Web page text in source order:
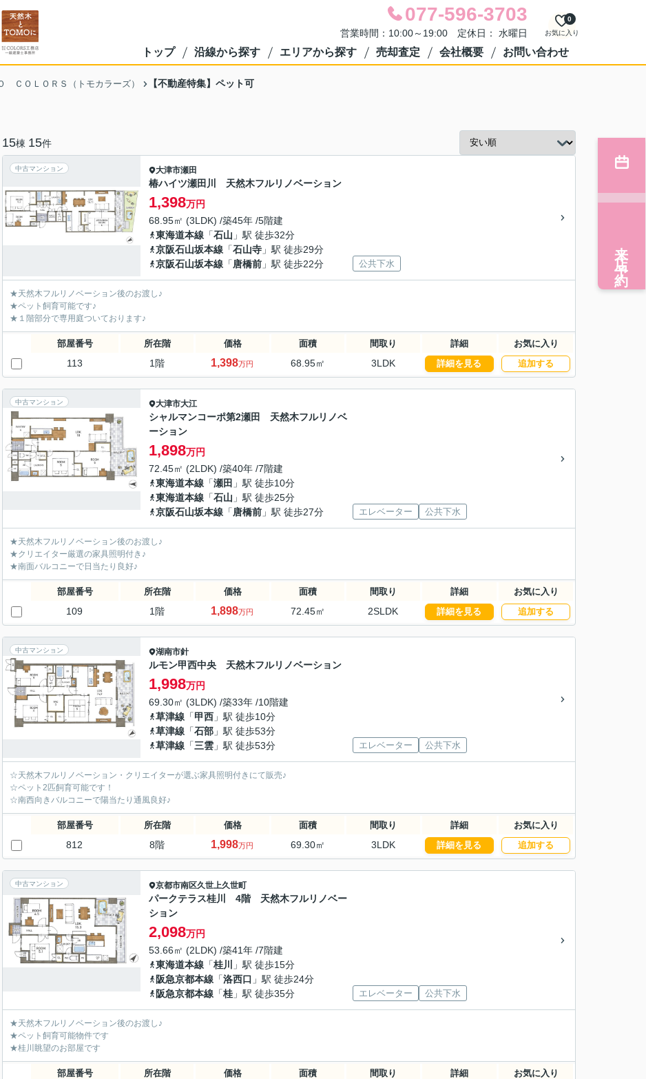
077-596-3703
営業時間：10:00～19:00 定休日： 水曜日 お気に入り
0
トップ 沿線から探す エリアから探す 売却査定 会社概要 お問い合わせ
ＣＯＬＯＲＳ（トモカラーズ） 【不動産特集】ペット可
15棟 15件
中古マンション 大津市瀬田
椿ハイツ瀬田川 天然木フルリノベーション
1,398万円
68.95㎡ (3LDK) /築45年 /5階建
東海道本線 「石山 」駅 徒歩32分
京阪石山坂本線 「石山寺 」駅 徒歩29分
京阪石山坂本線 「唐橋前 」駅 徒歩22分 公共下水
★天然木フルリノベーション後のお渡し♪
★ペット飼育可能です♪
★１階部分で専用庭ついております♪
部屋番号 所在階 価格 面積 間取り 詳細 お気に入り
113 1階 1,398万円 68.95㎡ 3LDK 詳細を見る 追加する
中古マンション 大津市大江
シャルマンコーポ第2瀬田 天然木フルリノベ
ーション
1,898万円
72.45㎡ (2LDK) /築40年 /7階建
東海道本線 「瀬田 」駅 徒歩10分
東海道本線 「石山 」駅 徒歩25分
京阪石山坂本線 「唐橋前 」駅 徒歩27分 エレベーター 公共下水
★天然木フルリノベーション後のお渡し♪
★クリエイター厳選の家具照明付き♪
★南面バルコニーで日当たり良好♪
部屋番号 所在階 価格 面積 間取り 詳細 お気に入り
109 1階 1,898万円 72.45㎡ 2SLDK 詳細を見る 追加する
中古マンション 湖南市針
ルモン甲西中央 天然木フルリノベーション
1,998万円
69.30㎡ (3LDK) /築33年 /10階建
草津線 「甲西 」駅 徒歩10分
草津線 「石部 」駅 徒歩53分
草津線 「三雲 」駅 徒歩53分 エレベーター 公共下水
☆天然木フルリノベーション・クリエイターが選ぶ家具照明付きにて販売♪
☆ペット2匹飼育可能です！
☆南西向きバルコニーで陽当たり通風良好♪
部屋番号 所在階 価格 面積 間取り 詳細 お気に入り
812 8階 1,998万円 69.30㎡ 3LDK 詳細を見る 追加する
中古マンション 京都市南区久世上久世町
パークテラス桂川 4階 天然木フルリノベー
ション
2,098万円
53.66㎡ (2LDK) /築41年 /7階建
東海道本線 「桂川
」駅 徒歩15分
阪急京都本線 「洛西口 」駅 徒歩24分
阪急京都本線 「桂 」駅 徒歩35分 エレベーター 公共下水
★天然木フルリノベーション後のお渡し♪
★ペット飼育可能物件です
★桂川眺望のお部屋です
部屋番号 所在階 価格 面積 間取り 詳細 お気に入り
来店予約